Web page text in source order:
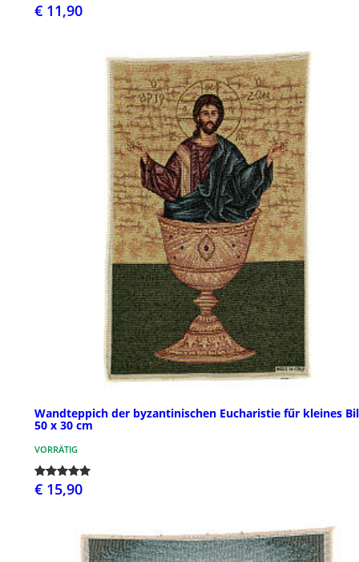
€ 11,90
Wandteppich der byzantinischen Eucharistie fűr kleines
50 x 30 cm
VORRÄTIG
€ 15,90